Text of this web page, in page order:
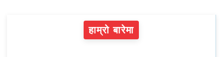
हाम्रो बारेमा